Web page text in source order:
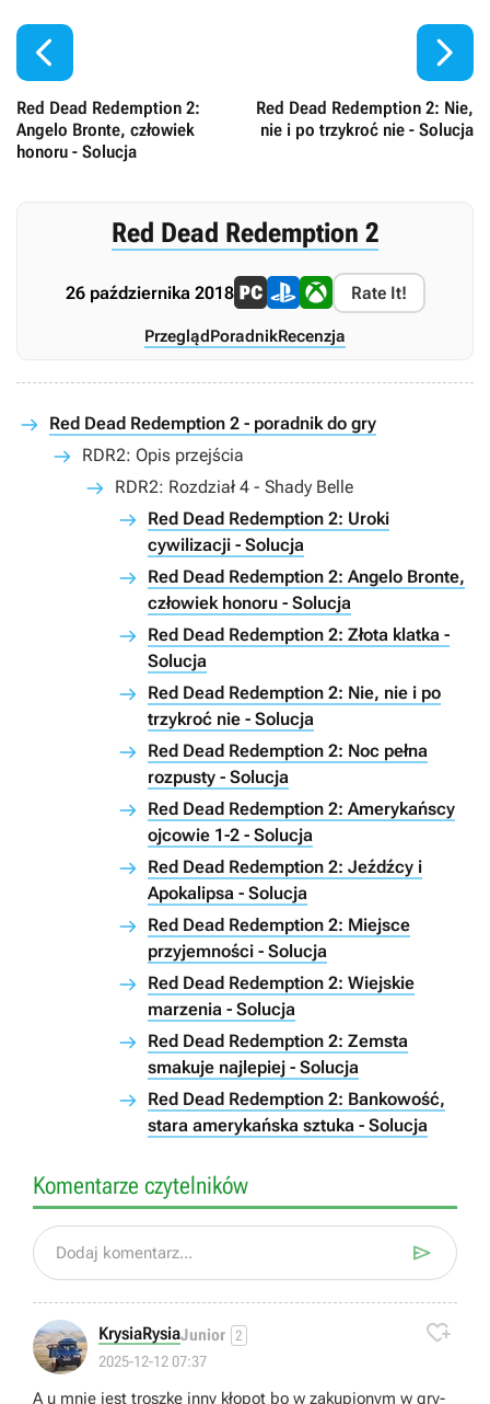

Red Dead Redemption 2:
Angelo Bronte, człowiek
honoru - Solucja
Red Dead Redemption 2: Nie,
nie i po trzykroć nie - Solucja

Red Dead Redemption 2
26 października 2018 Rate It!
PrzeglądPoradnikRecenzja
Red Dead Redemption 2 - poradnik do gry
RDR2: Opis przejścia
RDR2: Rozdział 4 - Shady Belle
Red Dead Redemption 2: Uroki
cywilizacji - Solucja
Red Dead Redemption 2: Angelo Bronte,
człowiek honoru - Solucja
Red Dead Redemption 2: Złota klatka -
Solucja
Red Dead Redemption 2: Nie, nie i po
trzykroć nie - Solucja
Red Dead Redemption 2: Noc pełna
rozpusty - Solucja
Red Dead Redemption 2: Amerykańscy
ojcowie 1-2 - Solucja
Red Dead Redemption 2: Jeźdźcy i
Apokalipsa - Solucja
Red Dead Redemption 2: Miejsce
przyjemności - Solucja
Red Dead Redemption 2: Wiejskie
marzenia - Solucja
Red Dead Redemption 2: Zemsta
smakuje najlepiej - Solucja
Red Dead Redemption 2: Bankowość,
stara amerykańska sztuka - Solucja
Komentarze czytelników
Dodaj komentarz... 
KrysiaRysiaJunior 2
2025-12-12 07:37

A u mnie jest troszkę inny kłopot bo w zakupionym w gry-